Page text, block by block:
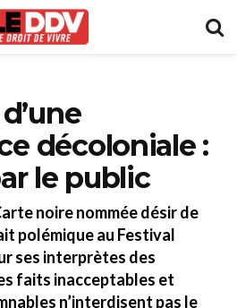
décoloniale :
le public
noire nommée désir de
polémique au Festival
ses interprètes des
faits inacceptables et
n’interdisent pas le